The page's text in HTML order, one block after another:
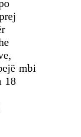
mbi
18